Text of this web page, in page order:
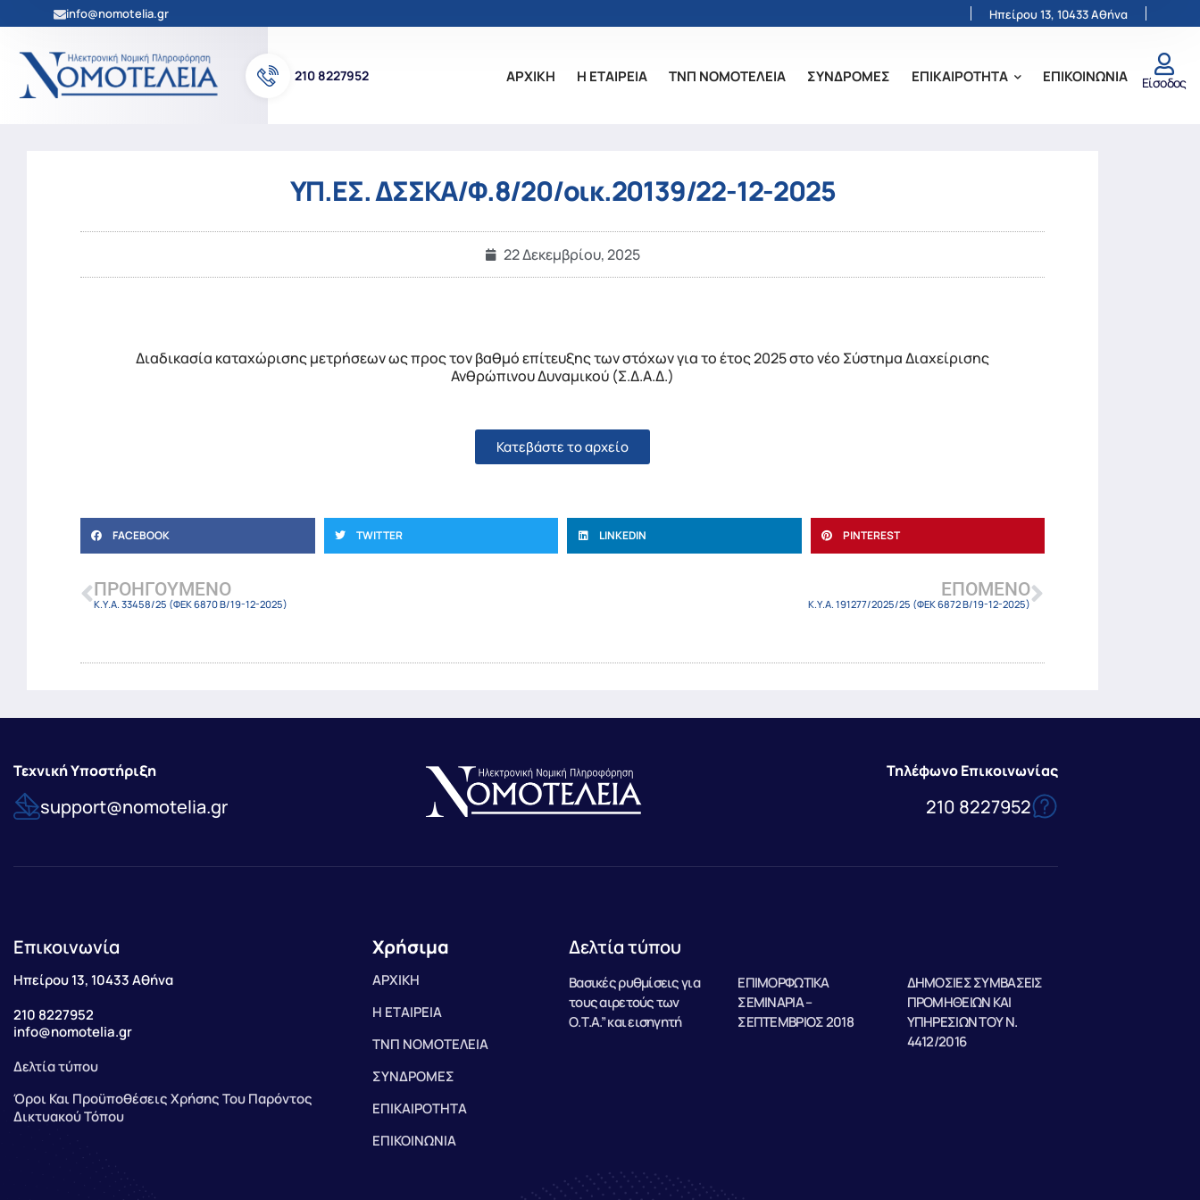
info@nomotelia.gr Ηπείρου 13, 10433 Αθήνα
210 8227952 ΑΡΧΙΚΗ Η ΕΤΑΙΡΕΙΑ ΤΝΠ ΝΟΜΟΤΕΛΕΙΑ ΣΥΝΔΡΟΜΕΣ ΕΠΙΚΑΙΡΟΤΗΤΑ ΕΠΙΚΟΙΝΩΝΙΑ Είσοδος
ΥΠ.ΕΣ. ΔΣΣΚΑ/Φ.8/20/οικ.20139/22-12-2025
22 Δεκεμβρίου, 2025
Διαδικασία καταχώρισης μετρήσεων ως προς τον βαθμό επίτευξης των στόχων για το έτος 2025 στο νέο Σύστημα Διαχείρισης
Ανθρώπινου Δυναμικού (Σ.Δ.Α.Δ.)
Κατεβάστε το αρχείο
FACEBOOK TWITTER LINKEDIN PINTEREST
ΠΡΟΗΓΟΎΜΕΝΟ
Κ.Υ.Α. 33458/25 (ΦΕΚ 6870 Β/19-12-2025)
ΕΠΌΜΕΝΟ
Κ.Υ.Α. 191277/2025/25 (ΦΕΚ 6872 Β/19-12-2025)
Τεχνική Υποστήριξη
support@nomotelia.gr
Τηλέφωνο Επικοινωνίας
210 8227952
Επικοινωνία
Ηπείρου 13, 10433 Αθήνα
210 8227952
info@nomotelia.gr
Δελτία τύπου
Όροι Και Προϋποθέσεις Χρήσης Του Παρόντος
Δικτυακού Τόπου
Χρήσιμα
ΑΡΧΙΚΗ
Η ΕΤΑΙΡΕΙΑ
ΤΝΠ ΝΟΜΟΤΕΛΕΙΑ
ΣΥΝΔΡΟΜΕΣ
ΕΠΙΚΑΙΡΟΤΗΤΑ
ΕΠΙΚΟΙΝΩΝΙΑ
Δελτία τύπου
Βασικές ρυθμίσεις για
τους αιρετούς των
Ο.Τ.Α.” και εισηγητή
ΕΠΙΜΟΡΦΩΤΙΚΑ
ΣΕΜΙΝΑΡΙΑ –
ΣΕΠΤΕΜΒΡΙΟΣ 2018
ΔΗΜΟΣΙΕΣ ΣΥΜΒΑΣΕΙΣ
ΠΡΟΜΗΘΕΙΩΝ ΚΑΙ
ΥΠΗΡΕΣΙΩΝ ΤΟΥ Ν.
4412/2016